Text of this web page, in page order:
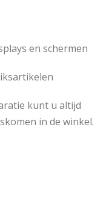
en schermen
kunt u altijd
in de winkel.